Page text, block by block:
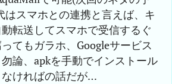
はスマホとの連携と言えば、キ
転送してスマホで受信するぐ
てもガラホ、Googleサービス
論、apkを手動でインストール
ければの話だが…